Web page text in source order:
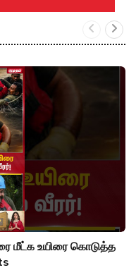
மீட்க உயிரை கொடுத்த